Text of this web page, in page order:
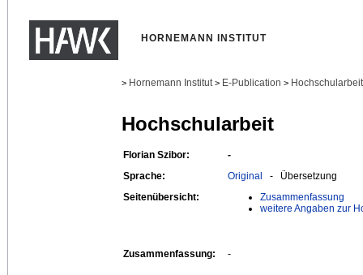
HORNEMANN INSTITUT
> Hornemann Institut > E-Publication >
Hochschularbeit
Florian Szibor:
-
Sprache:
Original - Übersetzung
Seitenübersicht:
Zusammenfassung
weitere Angaben zur
Zusammenfassung: -